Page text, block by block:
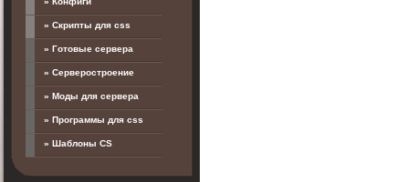
» Скрипты для css
» Готовые сервера
» Серверостроение
» Моды для сервера
» Программы для css
» Шаблоны CS